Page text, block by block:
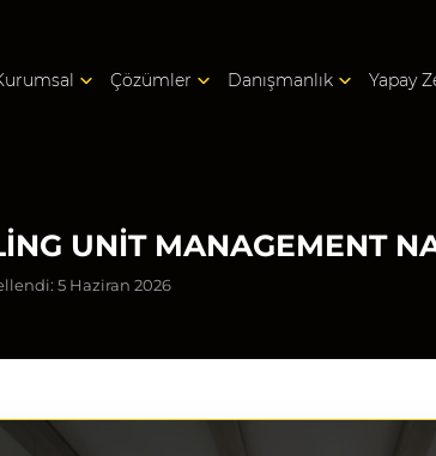
Çözümler Danışmanlık Yapay
UNIT MANAGEMENT
5 Haziran 2026